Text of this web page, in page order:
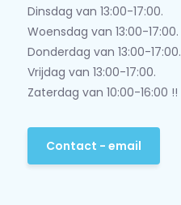
Dinsdag van 13:00-17:00.
Woensdag van 13:00-17:00.
Donderdag van 13:00-17:00.
Vrijdag van 13:00-17:00.
Zaterdag van 10:00-16:00 !!
Contact - email